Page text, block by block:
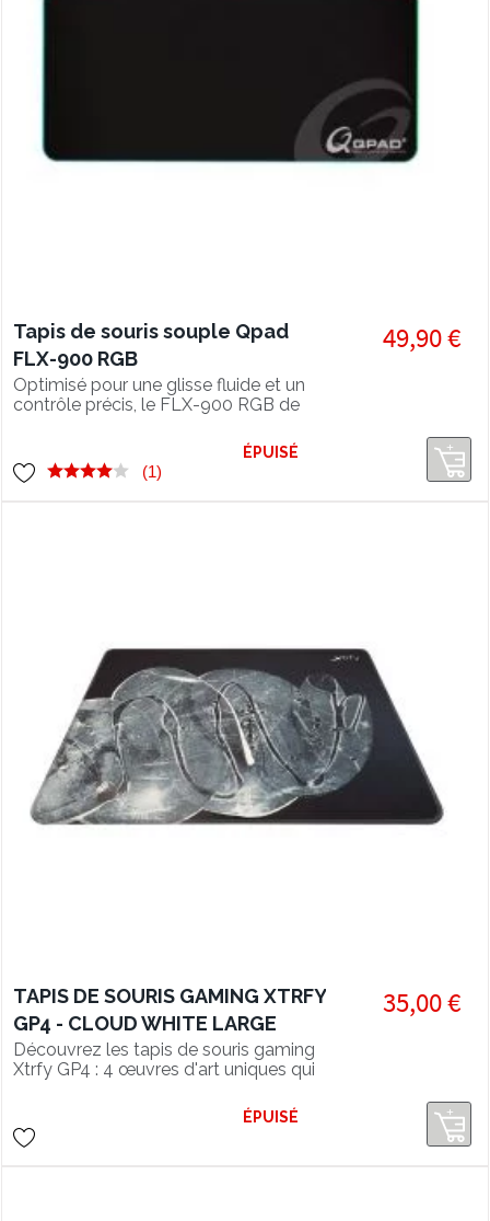
Tapis de souris souple Qpad
FLX-900 RGB
Optimisé pour une glisse fluide et un
contrôle précis, le FLX-900 RGB de
grand format qui trouvera sa place
dans tout setup gamer !
49,90 €
(1)
ÉPUISÉ
TAPIS DE SOURIS GAMING XTRFY
GP4 - CLOUD WHITE LARGE
Découvrez les tapis de souris gaming
Xtrfy GP4 : 4 œuvres d'art uniques qui
35,00 €
ÉPUISÉ